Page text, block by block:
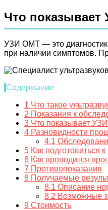
Что показывает
УЗИ ОМТ — это
при наличии симптомов.
Содержание
1 Что такое
2 Показания к
3 Что показывает УЗИ
4 Разновидности
4.1
5 Как подготовиться
6 Как проводится
7 Противопоказания
8 Получаемые
8.1 Описание
8.2 Возможные
9 Стоимость